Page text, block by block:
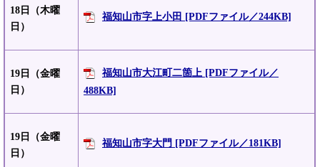
18日（木曜
日）
福知山市字上小田 [PDFファイル／244KB]
19日（金曜
日）
福知山市大江町二箇上 [PDFファイル／
488KB]
19日（金曜
日）
福知山市字大門 [PDFファイル／181KB]